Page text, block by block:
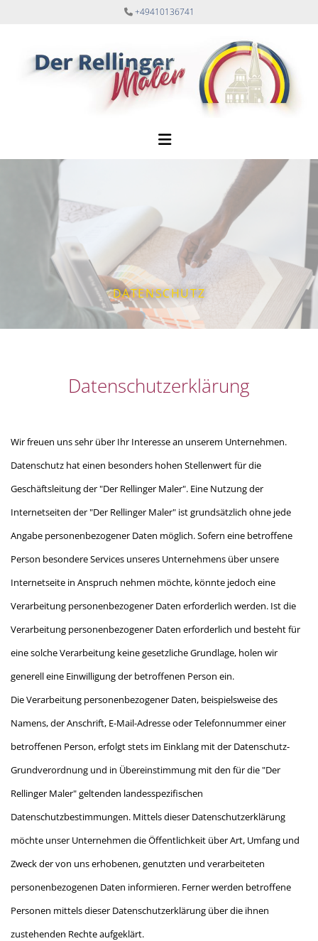
 +49410136741
DATENSCHUTZ
Datenschutzerklärung
Wir freuen uns sehr über Ihr Interesse an unserem Unternehmen.
Datenschutz hat einen besonders hohen Stellenwert für die
Geschäftsleitung der "Der Rellinger Maler". Eine Nutzung der
Internetseiten der "Der Rellinger Maler" ist grundsätzlich ohne jede
Angabe personenbezogener Daten möglich. Sofern eine betroffene
Person besondere Services unseres Unternehmens über unsere
Internetseite in Anspruch nehmen möchte, könnte jedoch eine
Verarbeitung personenbezogener Daten erforderlich werden. Ist die
Verarbeitung personenbezogener Daten erforderlich und besteht für
eine solche Verarbeitung keine gesetzliche Grundlage, holen wir
generell eine Einwilligung der betroffenen Person ein.
Die Verarbeitung personenbezogener Daten, beispielsweise des
Namens, der Anschrift, E-Mail-Adresse oder Telefonnummer einer
betroffenen Person, erfolgt stets im Einklang mit der Datenschutz-
Grundverordnung und in Übereinstimmung mit den für die "Der
Rellinger Maler" geltenden landesspezifischen
Datenschutzbestimmungen. Mittels dieser Datenschutzerklärung
möchte unser Unternehmen die Öffentlichkeit über Art, Umfang und
Zweck der von uns erhobenen, genutzten und verarbeiteten
personenbezogenen Daten informieren. Ferner werden betroffene
Personen mittels dieser Datenschutzerklärung über die ihnen
zustehenden Rechte aufgeklärt.